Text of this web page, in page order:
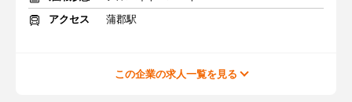
アクセス
蒲郡駅
この企業の求人一覧を見る